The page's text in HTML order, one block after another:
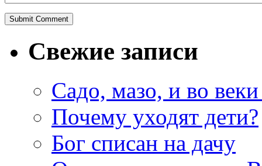
Свежие записи
Садо, мазо, и во веки
Почему уходят дети?
Бог списан на дачу